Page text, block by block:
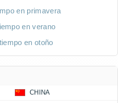
en primavera
en verano
en otoño
CHINA